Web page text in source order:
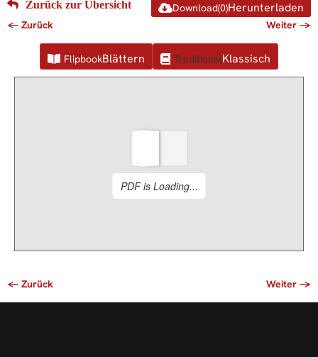
Download(0)
Flipbook Traditional